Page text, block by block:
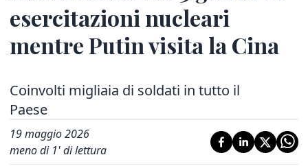
esercitazioni nucleari
mentre Putin visita la Cina
Coinvolti migliaia di soldati in tutto il
Paese
19 maggio 2026
meno di 1' di lettura